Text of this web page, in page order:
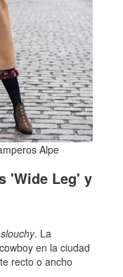
Alpe
'Wide Leg' y
slouchy. La
en la ciudad
recto o ancho